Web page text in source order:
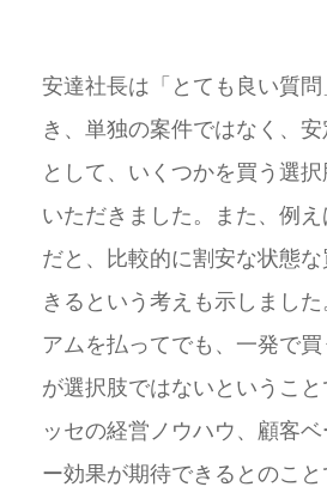
安達社長は「とても良い質
き、単独の案件ではなく、
として、いくつかを買う選
いただきました。また、例
だと、比較的に割安な状態
きるという考えも示しました
アムを払ってでも、一発で
が選択肢ではないというこ
ッセの経営ノウハウ、顧客
ー効果が期待できるとのこと